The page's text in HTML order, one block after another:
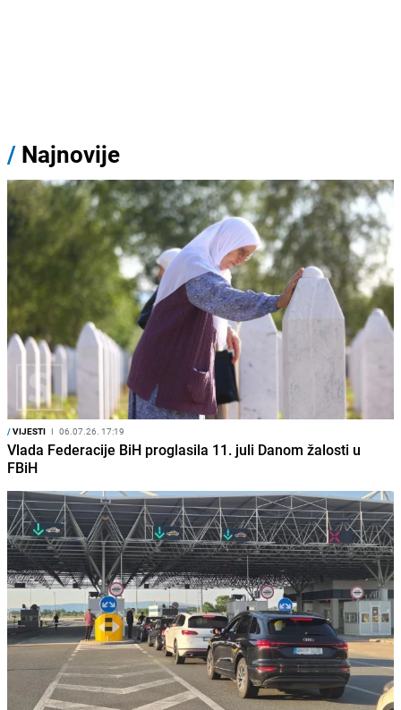
/ Najnovije
/VIJESTI I 06.07.26. 17:19
Vlada Federacije BiH proglasila 11. juli Danom žalosti u
FBiH